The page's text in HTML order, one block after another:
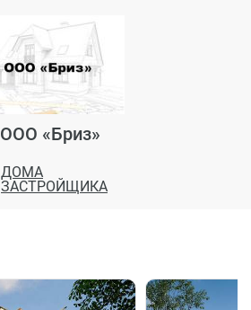
ООО «Бриз»
ДОМА
ЗАСТРОЙЩИКА